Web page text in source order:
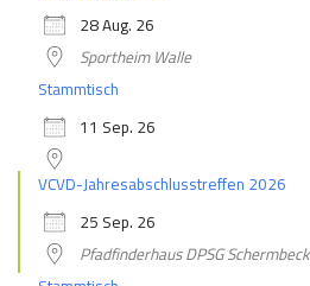
28 Aug. 26
Sportheim Walle
Stammtisch
11 Sep. 26
VCVD-Jahresabschlusstreffen 2026
25 Sep. 26
Pfadfinderhaus DPSG Schermbeck